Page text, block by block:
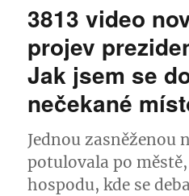
3813 video
projev
Jak jsem se
nečekané
Jednou zasněženou
potulovala po
hospodu, kde se